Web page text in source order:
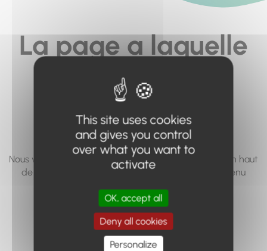
La page a laquelle
vous cherchez à
accéder n'existe
pas... ou plus.
Nous vous invitons à utiliser le moteur de recherche en haut
de page, ou à utiliser le menu pour trouver le contenu
Retour à l'accueil
This site uses cookies
and gives you control
over what you want to
activate
OK, accept all
Deny all cookies
Personalize